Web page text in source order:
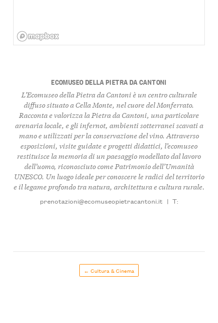
ECOMUSEO DELLA PIETRA DA CANTONI
L’Ecomuseo della Pietra da Cantoni è un centro culturale
diffuso situato a Cella Monte, nel cuore del Monferrato.
Racconta e valorizza la Pietra da Cantoni, una particolare
arenaria locale, e gli infernot, ambienti sotterranei scavati a
mano e utilizzati per la conservazione del vino. Attraverso
esposizioni, visite guidate e progetti didattici, l’ecomuseo
restituisce la memoria di un paesaggio modellato dal lavoro
dell’uomo, riconosciuto come Patrimonio dell’Umanità
UNESCO. Un luogo ideale per conoscere le radici del territorio
e il legame profondo tra natura, architettura e cultura rurale.
prenotazioni@ecomuseopietracantoni.it | T:
← Cultura & Cinema